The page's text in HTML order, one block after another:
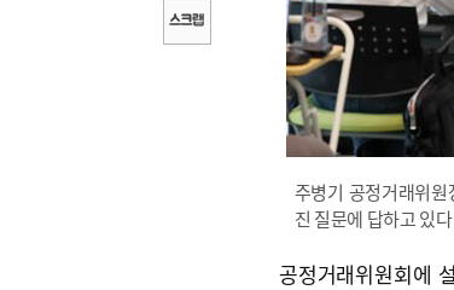
주병기 공정거래위
진 질문에 답하고 있
공정거래위원회에